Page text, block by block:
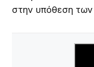
στην υπόθεση